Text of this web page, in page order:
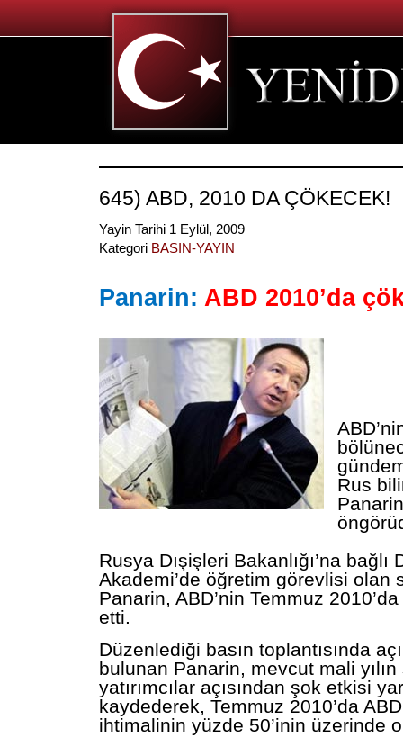
645) ABD, 2010 DA ÇÖKECEK!
Yayin Tarihi 1 Eylül, 2009
Kategori BASIN-YAYIN
Panarin: ABD 2010’da
Rus
Rusya Dışişleri Bakanlığı’na bağlı
Akademi’de öğretim görevlisi olan
Panarin, ABD’nin Temmuz
etti.
Düzenlediği basın toplantısında
bulunan Panarin, mevcut mali yılın
yatırımcılar açısından şok etkisi
kaydederek, Temmuz 2010’da
ihtimalinin yüzde 50’inin üzerinde